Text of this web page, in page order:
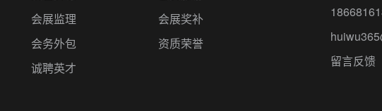
会展监理
会展奖补
会务外包
资质荣誉
诚聘英才
留言反馈